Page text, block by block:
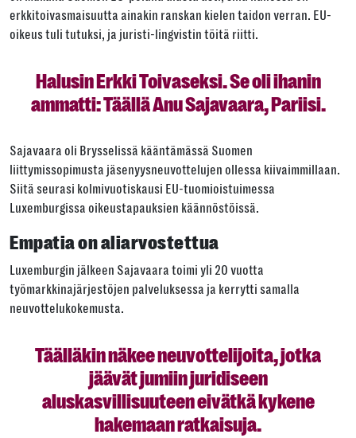
erkkitoivasmaisuutta ainakin ranskan kielen taidon verran. EU-
oikeus tuli tutuksi, ja juristi-lingvistin töitä riitti.
Halusin Erkki Toivaseksi. Se oli ihanin
ammatti: Täällä Anu Sajavaara, Pariisi.
Sajavaara oli Brysselissä kääntämässä Suomen
liittymissopimusta jäsenyysneuvottelujen ollessa kiivaimmillaan.
Siitä seurasi kolmivuotiskausi EU-tuomioistuimessa
Luxemburgissa oikeustapauksien käännöstöissä.
Empatia on aliarvostettua
Luxemburgin jälkeen Sajavaara toimi yli 20 vuotta
työmarkkinajärjestöjen palveluksessa ja kerrytti samalla
neuvottelukokemusta.
Täälläkin näkee neuvottelijoita, jotka
jäävät jumiin juridiseen
aluskasvillisuuteen eivätkä kykene
hakemaan ratkaisuja.